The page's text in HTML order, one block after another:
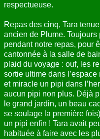
respectueuse.
Repas des cinq, Tara
ancien de Plume.
pendant notre repas, pour
cantonnée à la salle de
plaid du voyage : ouf, les
sortie ultime dans
et miracle un pipi dans
aucun pipi non plus. Déjà
le grand jardin, un beau
se soulage la première
un pipi enfin ! Tara avait
habituée à faire avec les